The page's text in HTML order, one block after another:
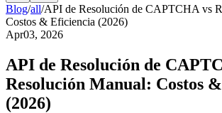
Blog/all/API de Resolución de CAPTCHA vs
Costos & Eficiencia (2026)
Apr03, 2026
API de Resolución de
Resolución Manual: Costos
(2026)